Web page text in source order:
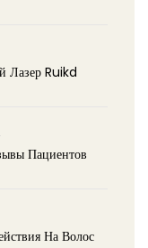
Лазер Ruikd
Пациентов
На Волос